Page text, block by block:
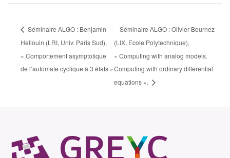
Séminaire ALGO : Benjamin
Hellouin (LRI, Univ. Paris Sud),
« Comportement asymptotique
de l’automate cyclique à 3 états »
Séminaire ALGO : Olivier Bournez
(LIX, Ecole Polytechnique),
« Computing with analog models.
Computing with ordinary differential
equations ».